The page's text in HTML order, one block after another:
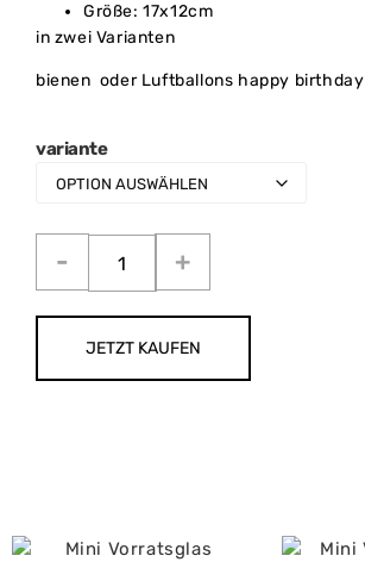
Größe: 17x12cm
in zwei Varianten
bienen oder Luftballons happy birthday
variante
JETZT KAUFEN